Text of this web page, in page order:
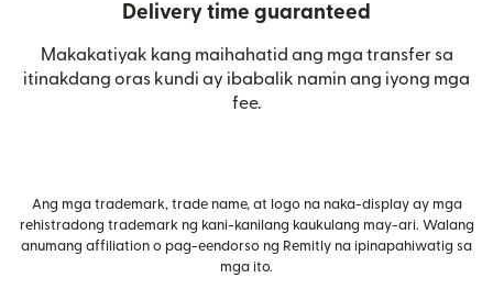
Delivery time guaranteed
Makakatiyak kang maihahatid ang mga transfer sa
itinakdang oras kundi ay ibabalik namin ang iyong mga
fee.
Ang mga trademark, trade name, at logo na naka-display ay mga
rehistradong trademark ng kani-kanilang kaukulang may-ari. Walang
anumang affiliation o pag-eendorso ng Remitly na ipinapahiwatig sa
mga ito.